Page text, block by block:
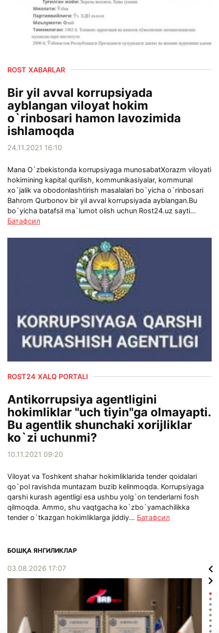
ROST XABARLAR
Bir yil avval korrupsiyada
ayblangan viloyat hokim
o`rinbosari hamon lavozimida
ishlamoqda
24.11.2021 16:10
Mana O`zbekistonda korrupsiyaga munosabatXorazm viloyati
hokimining kapital qurilish, kommunikasiyalar, kommunal
xo`jalik va obodonlashtirish masalalari bo`yicha o`rinbosari
Bahrom Qurbonov bir yil avval korrupsiyada ayblangan.Bu
bo`yicha batafsil ma`lumot olish uchun Rost24.uz sayti...
Батафсил
ROST24 XALQ PORTALI
Antikorrupsiya agentligini
hokimliklar "uch tiyin"ga olmayapti.
Bu agentlik shunchaki xorijliklar
ko`zi uchunmi?
10.11.2021 09:20
Viloyat va Toshkent shahar hokimliklarida tender qoidalari
qo`pol ravishda muntazam buzib kelinmoqda. Korrupsiyaga
qarshi kurash agentligi esa ushbu yolg`on tenderlarni fosh
qilmoqda. Ammo, shu vaqtgacha ko`zbo`yamachilikka
tender o`tkazgan hokimliklarga jiddiy... Батафсил
БОШҚА ЯНГИЛИКЛАР
03.08.2026 17:07